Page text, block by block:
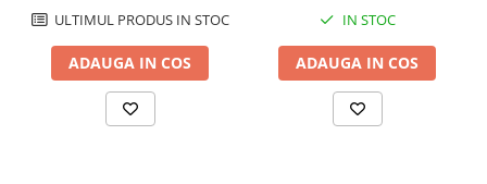
ULTIMUL PRODUS IN STOC
ADAUGA IN COS
IN STOC
ADAUGA IN COS